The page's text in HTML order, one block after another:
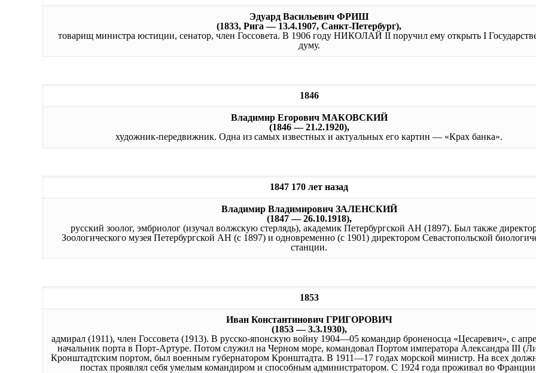
Эдуард Васильевич ФРИШ
(1833, Рига — 13.4.1907, Санкт-Петербург),
товарищ министра юстиции, сенатор, член Госсовета. В 1906 году НИКОЛАЙ II поручил ему открыть I
думу.
1846
Владимир Егорович МАКОВСКИЙ
(1846 — 21.2.1920),
художник-передвижник. Одна из самых известных и актуальных его картин — «Крах банка».
1847 170 лет назад
Владимир Владимирович ЗАЛЕНСКИЙ
(1847 — 26.10.1918),
русский зоолог, эмбриолог (изучал волжскую стерлядь), академик Петербургской АН (1897). Был также
Зоологического музея Петербургской АН (с 1897) и одновременно (с 1901) директором Севастопольской
станции.
1853
Иван Константинович ГРИГОРОВИЧ
(1853 — 3.3.1930),
адмирал (1911), член Госсовета (1913). В русско-японскую войну 1904—05 командир броненосца «Цесаревич», с
начальник порта в Порт-Артуре. Потом служил на Черном море, командовал Портом императора Александра III
Кронштадтским портом, был военным губернатором Кронштадта. В 1911—17 годах морской министр. На всех
постах проявлял себя умелым командиром и способным администратором. С 1924 года проживал во